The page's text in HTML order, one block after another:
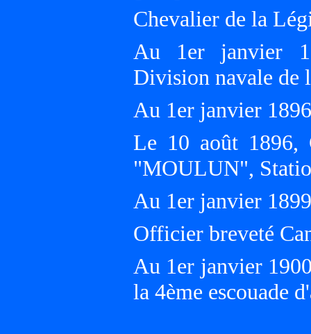
Chevalier de la
Au 1er janvier
Division navale de
Au 1er janvier
Le 10 août 1896,
"MOULUN",
Au 1er janvier
Officier breveté
Au 1er janvier
la 4ème escouade